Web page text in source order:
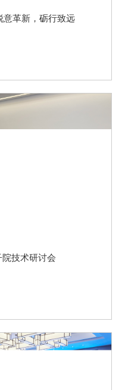
意革新，砺行致远
技术研讨会